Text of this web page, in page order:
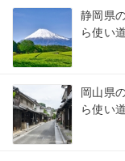
静岡県
ら使い
岡山県
ら使い